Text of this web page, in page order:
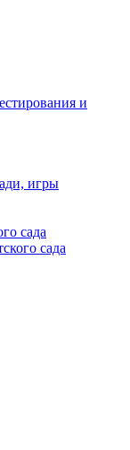
и
игры
сада
сада